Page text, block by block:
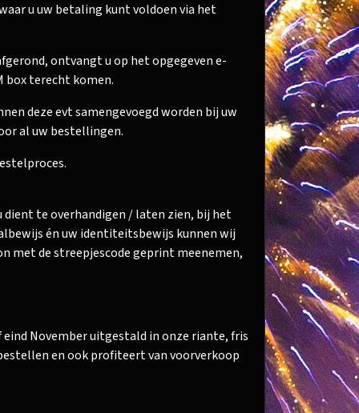
u uw betaling kunt voldoen via het
ontvangt u op het opgegeven e-
box terecht komen.
deze evt samengevoegd worden bij uw
al uw bestellingen.
dient te overhandigen / laten zien, bij het
én uw identiteitsbewijs kunnen wij
met de streepjescode geprint meenemen,
November uitgestald in onze riante, fris
en ook profiteert van voorverkoop